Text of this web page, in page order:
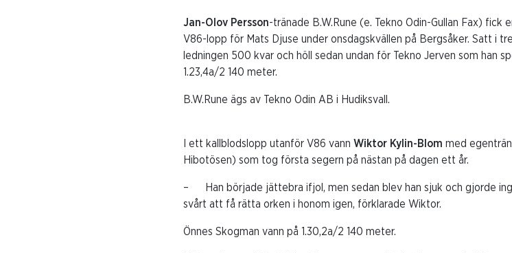
Jan-Olov Persson-tränade B.W.Rune (e. Tekno Odin-Gullan Fax) fick
V86-lopp för Mats Djuse under onsdagskvällen på Bergsåker. Satt i
ledningen 500 kvar och höll sedan undan för Tekno Jerven som han
1.23,4a/2 140 meter.
B.W.Rune ägs av Tekno Odin AB i Hudiksvall.
I ett kallblodslopp utanför V86 vann Wiktor Kylin-Blom med
Hibotösen) som tog första segern på nästan på dagen ett år.
– Han började jättebra ifjol, men sedan blev han sjuk och gjorde
svårt att få rätta orken i honom igen, förklarade Wiktor.
Önnes Skogman vann på 1.30,2a/2 140 meter.